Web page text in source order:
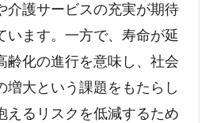
介護サービスの充実が期待
います。一方で、寿命が延
齢化の進行を意味し、社会
増大という課題をもたらし
えるリスクを低減するため